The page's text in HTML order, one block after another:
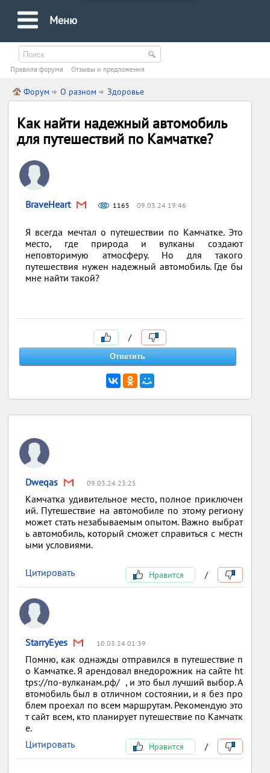
Меню
Правила форума Oтзывы и предложения
Форум О разном Здоровье
Как найти надежный автомобиль
для путешествий по Камчатке?
BraveHeart 1165 09.03.24 19:46
Я всегда мечтал о путешествии по Камчатке. Это
место, где природа и вулканы создают
неповторимую атмосферу. Но для такого
путешествия нужен надежный автомобиль. Где бы
мне найти такой?
/
Dweqas 09.03.24 23:25
Камчатка удивительное место, полное приключен
ий. Путешествие на автомобиле по этому региону
может стать незабываемым опытом. Важно выбрат
ь автомобиль, который сможет справиться с местн
ыми условиями.
Цитировать Нравится /
StarryEyes 10.03.24 01:39
Помню, как однажды отправился в путешествие п
о Камчатке. Я арендовал внедорожник на сайте ht
tps://по-вулканам.рф/ , и это был лучший выбор. А
втомобиль был в отличном состоянии, и я без про
блем проехал по всем маршрутам. Рекомендую это
т сайт всем, кто планирует путешествие по Камчатк
е.
Цитировать
Нравится /